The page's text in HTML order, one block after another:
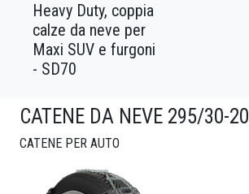
Heavy Duty, coppia
calze da neve per
Maxi SUV e furgoni
- SD70
CATENE DA NEVE 295/30-20
CATENE PER AUTO